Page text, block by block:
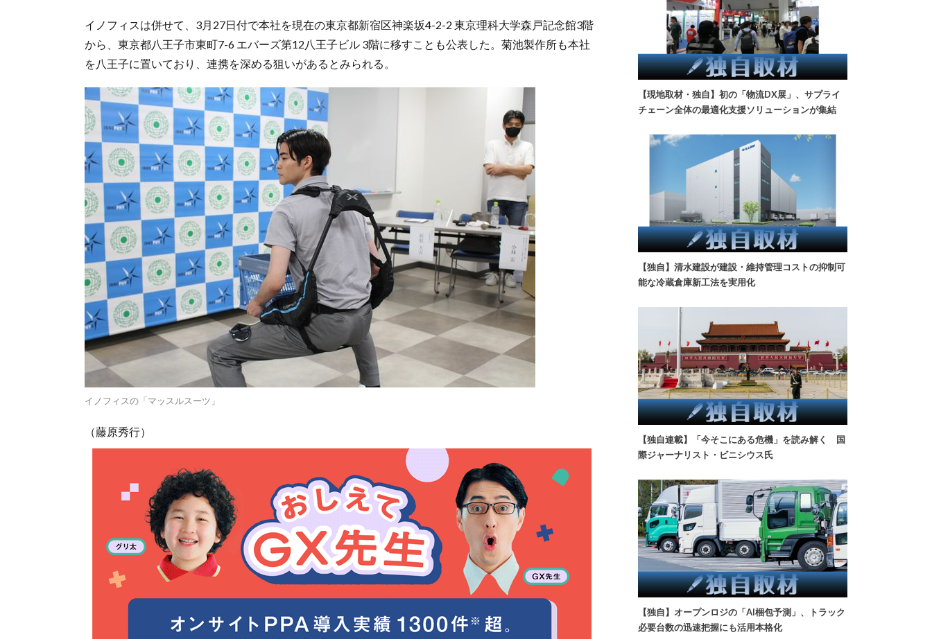
イノフィスは併せて、3月27日付で本社を現在の東京都新宿区神楽坂4-2-2 東京理科大学森戸記念館3階
から、東京都八王子市東町7-6 エバーズ第12八王子ビル 3階に移すことも公表した。菊池製作所も本社
を八王子に置いており、連携を深める狙いがあるとみられる。
イノフィスの「マッスルスーツ」
（藤原秀行）
【現地取材・独自】初の「物流DX展」、サプライ
チェーン全体の最適化支援ソリューションが集結
【独自】清水建設が建設・維持管理コストの抑制可
能な冷蔵倉庫新工法を実用化
【独自連載】「今そこにある危機」を読み解く 国
際ジャーナリスト・ビニシウス氏
【独自】オープンロジの「AI梱包予測」、トラック
必要台数の迅速把握にも活用本格化